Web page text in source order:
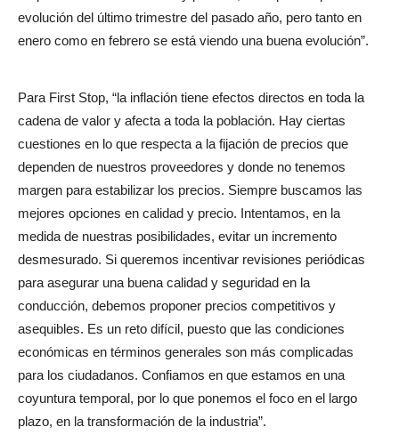
evolución del último trimestre del pasado año, pero tanto en
enero como en febrero se está viendo una buena evolución”.
Para First Stop, “la inflación tiene efectos directos en toda la
cadena de valor y afecta a toda la población. Hay ciertas
cuestiones en lo que respecta a la fijación de precios que
dependen de nuestros proveedores y donde no tenemos
margen para estabilizar los precios. Siempre buscamos las
mejores opciones en calidad y precio. Intentamos, en la
medida de nuestras posibilidades, evitar un incremento
desmesurado. Si queremos incentivar revisiones periódicas
para asegurar una buena calidad y seguridad en la
conducción, debemos proponer precios competitivos y
asequibles. Es un reto difícil, puesto que las condiciones
económicas en términos generales son más complicadas
para los ciudadanos. Confiamos en que estamos en una
coyuntura temporal, por lo que ponemos el foco en el largo
plazo, en la transformación de la industria”.